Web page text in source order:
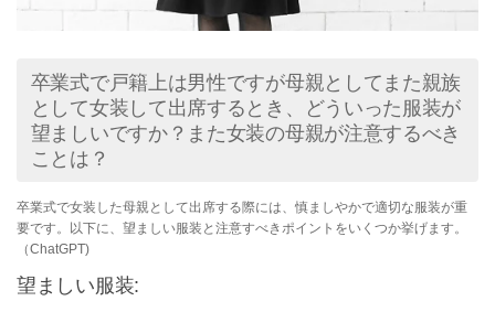
卒業式で戸籍上は男性ですが母親としてまた親族
として女装して出席するとき、どういった服装が
望ましいですか？また女装の母親が注意するべき
ことは？
卒業式で女装した母親として出席する際には、慎ましやかで適切な服装が重
要です。以下に、望ましい服装と注意すべきポイントをいくつか挙げます。
（ChatGPT)
望ましい服装: